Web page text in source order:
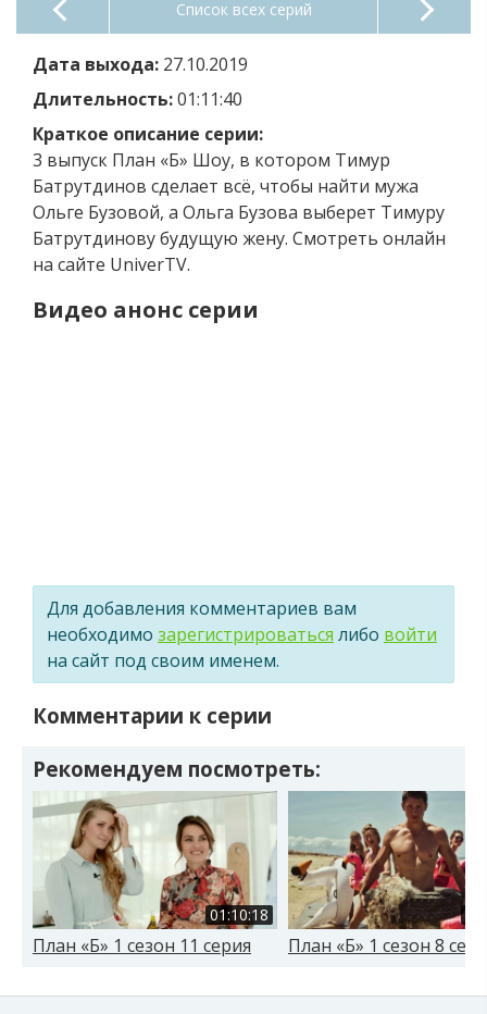
Список всех серий
Дата выхода: 27.10.2019
Длительность:01:11:40
Краткое описание серии:
3 выпуск План «Б» Шоу, в котором Тимур
Батрутдинов сделает всё, чтобы найти мужа
Ольге Бузовой, а Ольга Бузова выберет Тимуру
Батрутдинову будущую жену. Смотреть онлайн
на сайте UniverTV.
Видео анонс серии
Для добавления комментариев вам
необходимо зарегистрироваться либо войти
на сайт под своим именем.
Комментарии к серии
Рекомендуем посмотреть:
01:10:18
План «Б» 1 сезон 11 серия План «Б» 1 сезон 8